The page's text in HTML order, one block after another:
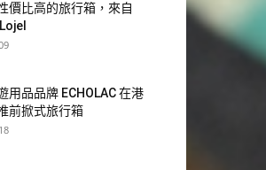
價比高的旅行箱，來自
用品品牌 ECHOLAC 在港
前掀式旅行箱